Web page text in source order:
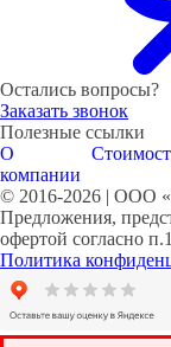
Остались вопросы?
Заказать звонок
Полезные ссылки
О
компании
© 2016-2026 | ООО
Предложения,
офертой согласно
Политика